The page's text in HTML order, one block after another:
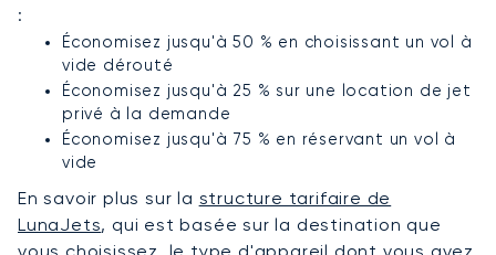
:
Économisez jusqu'à 50 % en choisissant un vol à
vide dérouté
Économisez jusqu'à 25 % sur une location de jet
privé à la demande
Économisez jusqu'à 75 % en réservant un vol à
vide
En savoir plus sur la structure tarifaire de
LunaJets, qui est basée sur la destination que